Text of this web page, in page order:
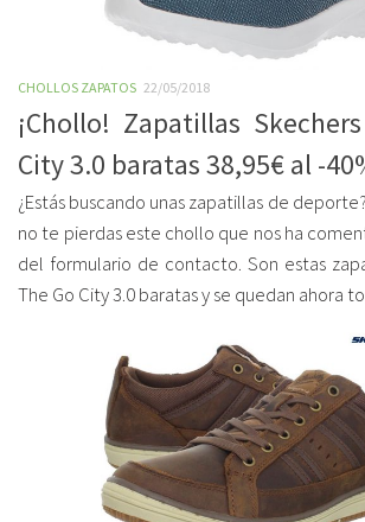
CHOLLOS ZAPATOS 22/05/2018
¡Chollo! Zapatillas
City 3.0 baratas 38,95€ al -
¿Estás buscando unas zapatillas de
no te pierdas este chollo que nos ha
del formulario de contacto. Son estas
The Go City 3.0 baratas y se quedan ahora